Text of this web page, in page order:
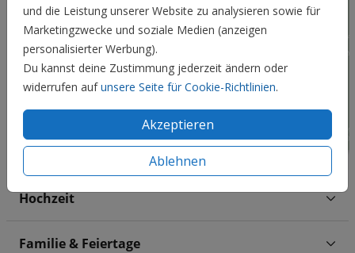
und die Leistung unserer Website zu analysieren sowie für
Marketingzwecke und soziale Medien (anzeigen
personalisierter Werbung).
Du kannst deine Zustimmung jederzeit ändern oder
widerrufen aufunsere Seite für Cookie-Richtlinien.
Akzeptieren
Ablehnen
Hochzeit
Familie & Feiertage